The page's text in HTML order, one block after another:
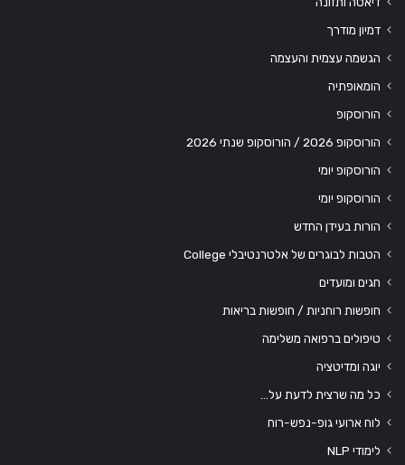
דמיון מודרך
הגשמה עצמית והעצמה
הומאופתיה
הורוסקופ
הורוסקופ 2026 / הורוסקופ שנתי 2026
הורוסקופ יומי
הורוסקופ יומי
הורות בעידן החדש
הטבות לבוגרים של אלטרנטיבלי College
חגים ומועדים
חופשות רוחניות / חופשות בריאות
טיפולים ברפואה משלימה
יוגה ומדיטציה
כל מה שרצית לדעת על…
לוח ארועי גופ-נפש-רוח
לימודי NLP